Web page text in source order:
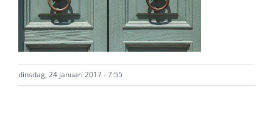
dinsdag, 24 januari 2017 - 7:55